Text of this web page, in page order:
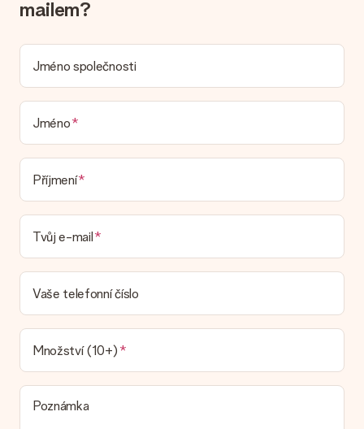
zákaznický servis.
Platba
Jak mohu zaplatit objednávku?
Nabízíme následující způsoby platby: iDeal, Paypal, kreditní
kartu, fakturu přes Klarna nebo ruční převod. V případě ručního
převodu platby prosím vezměte v úvahu dodací lhůtu 3 dny
navíc.
Dostal dar
Co když ten dar není zcela podle mých představ?
vhodné řešení.
Je faktura odeslána spolu s objednávkou?
S objednávkou není odeslána žádná faktura. Fakturu obdržíte
vždy v potvrzovacím e-mailu a vždy ji najdete ve svém účtu
MySurprise. To znamená, že můžete dar doručit přímo
příjemci, což je opravdovým překvapením!
mailem?
Jméno společnosti
Jméno
Příjmení
Tvůj e-mail
Vaše telefonní číslo
Množství (10+)
Poznámka